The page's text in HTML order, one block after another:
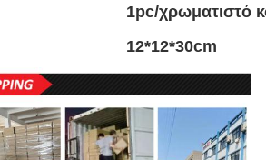
1pc/χρωματιστό
12*12*30cm